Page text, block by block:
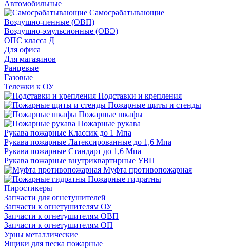
Автомобильные
Самосрабатывающие
Воздушно-пенные (ОВП)
Воздушно-эмульсионные (ОВЭ)
ОПС класса Д
Для офиса
Для магазинов
Ранцевые
Газовые
Тележки к ОУ
Подставки и крепления
Пожарные щиты и стенды
Пожарные шкафы
Пожарные рукава
Рукава пожарные Классик до 1 Мпа
Рукава пожарные Латексированные до 1,6 Мпа
Рукава пожарные Стандарт до 1,6 Мпа
Рукава пожарные внутриквартирные УВП
Муфта противопожарная
Пожарные гидратны
Пиростикеры
Запчасти для огнетушителей
Запчасти к огнетушителям ОУ
Запчасти к огнетушителям ОВП
Запчасти к огнетушителям ОП
Урны металлические
Ящики для песка пожарные